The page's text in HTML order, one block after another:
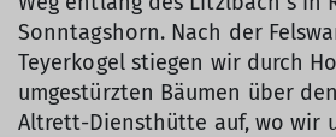
Sonntagshorn. Nach der
Teyerkogel stiegen wir durch
umgestürzten Bäumen über
Altrett-Diensthütte auf, wo wir